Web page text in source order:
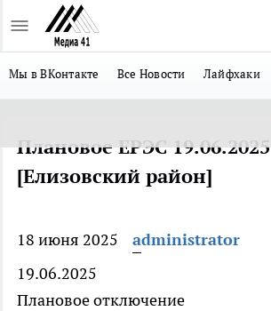
Мы в ВКонтакте Все Новости Лайфхаки
Плановое ЕРЭС 19.06.2025
[Елизовский район]
18 июня 2025
administrator
19.06.2025
Плановое отключение